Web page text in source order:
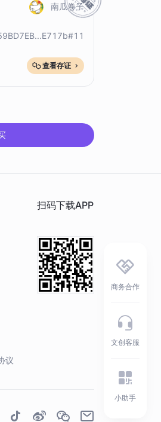
南瓜卷子
查看存证
议
扫码下载APP
商务合作
文创客服
小助手